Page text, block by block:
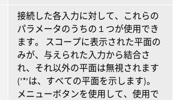
接続した各入力に対して、これらの
パラメータのうちの１つが使用でき
ます。 スコープに表示された平面の
みが、与えられた入力から結合さ
れ、それ以外の平面は無視されます
('*'は、すべての平面を示します)。
メニューボタンを使用して、使用で